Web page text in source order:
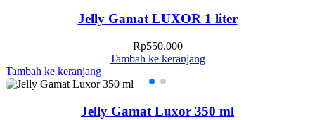
Jelly Gamat LUXOR 1 liter
Rp550.000
Tambah ke keranjang
Tambah ke keranjang
Jelly Gamat Luxor 350 ml